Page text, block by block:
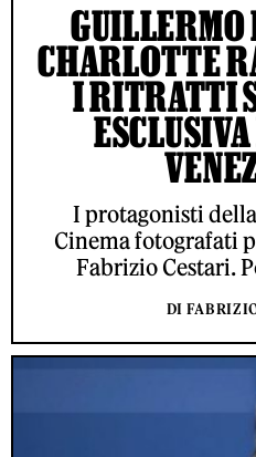
GUILLERMO
CHARLOTTE
I RITRATTI
I protagonisti
Cinema fotografati
Fabrizio Cestari.
DI